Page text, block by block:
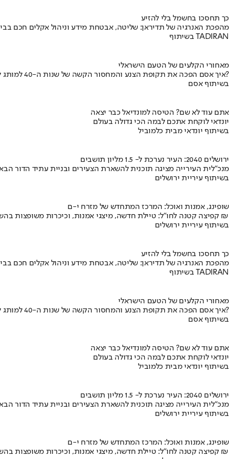
כך תחסכו בחשמל בלי להזיע
מהפכת האנרגיה של תדיראן: שליטה, אבטחת מידע וניהול אקלים חכם
בשיתוף TADIRAN
מאחורי הקלעים של הטעם הישראלי
איך אסם הפכה את תקופת הצנע והמחסור הקשה של שנות ה-40 למותג לאומי?
בשיתוף אסם
אתם עוד לא שם? הטיסה למונדיאל כבר יצאה
יונדאי לוקחת אתכם לבמה הכי גדולה בעולם
בשיתוף יונדאי מבית כלמוביל
ירושלים 2040: העיר נערכת ל- 1.5 מליון תושבים
מנכ"לית העירייה מציגה תוכנית להשארת הצעירים ובניית עתיד הדור
בשיתוף עיריית ירושלים
שופינג, אמנות ואוכל: המרכז המתחדש של מזרח י-ם
קפיצה קטנה לחו"ל: טיילת חדשה, מיצגי אמנות, וכיכרות משופצות בהשקעה של 100 מיליון ₪
בשיתוף עיריית ירושלים
כך תחסכו בחשמל בלי להזיע
מהפכת האנרגיה של תדיראן: שליטה, אבטחת מידע וניהול אקלים חכם
בשיתוף TADIRAN
מאחורי הקלעים של הטעם הישראלי
איך אסם הפכה את תקופת הצנע והמחסור הקשה של שנות ה-40 למותג לאומי?
בשיתוף אסם
אתם עוד לא שם? הטיסה למונדיאל כבר יצאה
יונדאי לוקחת אתכם לבמה הכי גדולה בעולם
בשיתוף יונדאי מבית כלמוביל
ירושלים 2040: העיר נערכת ל- 1.5 מליון תושבים
מנכ"לית העירייה מציגה תוכנית להשארת הצעירים ובניית עתיד הדור
בשיתוף עיריית ירושלים
שופינג, אמנות ואוכל: המרכז המתחדש של מזרח י-ם
קפיצה קטנה לחו"ל: טיילת חדשה, מיצגי אמנות, וכיכרות משופצות בהשקעה של 100 מיליון ₪